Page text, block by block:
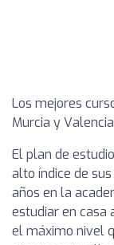
Los mejores
Murcia y
El plan de
alto índice de
años en la
estudiar en casa
el máximo nivel